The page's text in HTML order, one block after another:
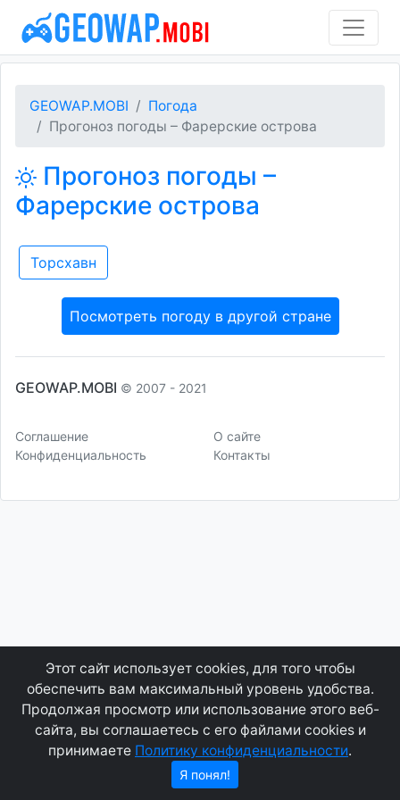
GEOWAP.MOBI
Погода
Прогоноз погоды – Фарерские острова
Прогоноз погоды –
Фарерские острова
Торсхавн
Посмотреть погоду в другой стране
GEOWAP.MOBI © 2007 - 2021
Соглашение
Конфиденциальность
О сайте
Контакты
Этот сайт использует cookies, для того чтобы
обеспечить вам максимальный уровень удобства.
Продолжая просмотр или использование этого веб-
сайта, вы соглашаетесь с его файлами cookies и
принимаете Политику конфиденциальности.
Я понял!